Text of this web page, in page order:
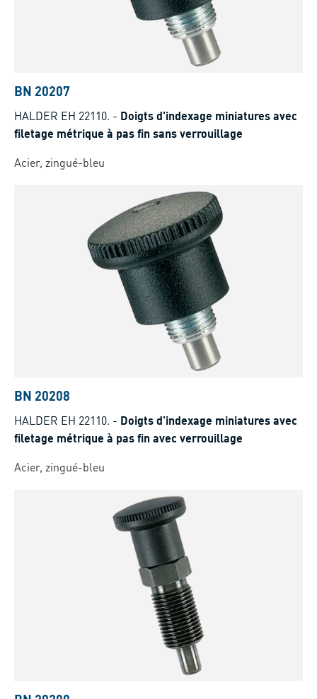
BN 20207
HALDER EH 22110. - Doigts d'indexage miniatures avec
filetage métrique à pas fin sans verrouillage
Acier, zingué-bleu
BN 20208
HALDER EH 22110. - Doigts d'indexage miniatures avec
filetage métrique à pas fin avec verrouillage
Acier, zingué-bleu